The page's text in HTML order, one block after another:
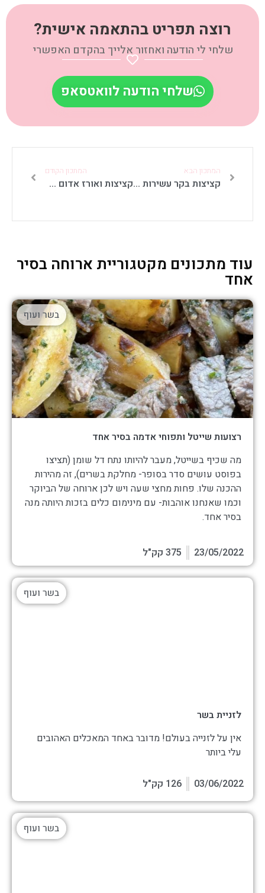
רוצה תפריט בהתאמה אישית?
שלחי לי הודעה ואחזור אלייך בהקדם האפשרי
שלחי הודעה לוואטסאפ
המתכון הבא
קציצות בקר עשירות בירק ברוטב עגבניות
המתכון הקודם
קציצות ואורז אדום בסיר אחד
עוד מתכונים מקטגוריית ארוחה בסיר
אחד
רצועות שייטל ותפוחי אדמה בסיר אחד
מה שכיף בשייטל, מעבר להיותו נתח דל שומן (תציצו
בפוסט עושים סדר בסופר- מחלקת בשרים), זה מהירות
ההכנה שלו. פחות מחצי שעה ויש לכן ארוחה של הביוקר
וכמו שאנחנו אוהבות- עם מינימום כלים בזכות היותה מנה
בסיר אחד.
בשר ועוף
23/05/2022 375 קק"ל
לזניית בשר
אין על לזנייה בעולם! מדובר באחד המאכלים האהובים
עלי ביותר
בשר ועוף
03/06/2022 126 קק"ל
בשר ועוף